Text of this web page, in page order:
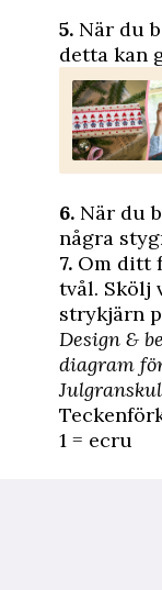
5. När du
detta kan
6. När du
några
7. Om ditt
tvål. Skölj
strykjärn
Design &
diagram
1 = ecru